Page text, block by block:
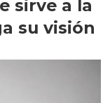
sirve a la
su visión